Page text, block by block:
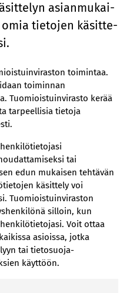
asian­mu­kai­
omia tie­to­jen kä­sit­te­
toimintaa.
toiminnan
Tuomioistuinvirasto kerää
tarpeellisia tietoja
tai
edun mukaisen tehtävän
käsittely voi
Tuomioistuinviraston
silloin, kun
Voit ottaa
asioissa, jotka
tai tietosuoja-
käyttöön.